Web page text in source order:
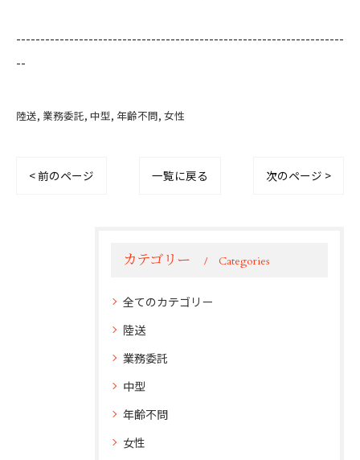
--------------------------------------------------------------------
--
陸送 業務委託 中型 年齢不問 女性
< 前のページ 一覧に戻る 次のページ >
カテゴリー Categories
全てのカテゴリー
陸送
業務委託
中型
年齢不問
女性